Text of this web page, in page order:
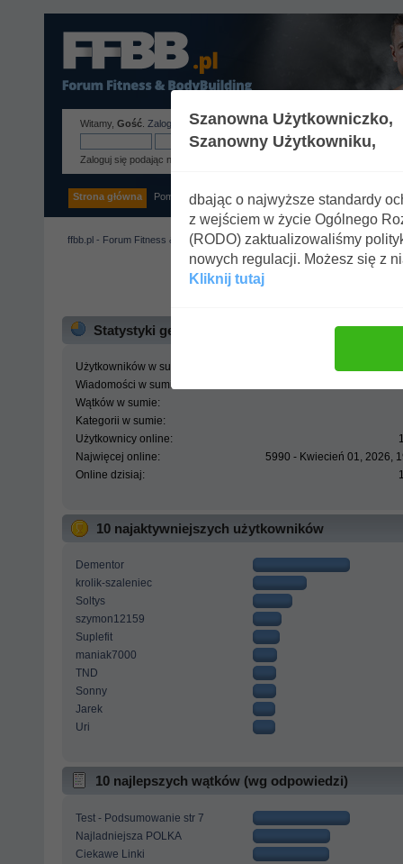
Witamy, Gość Zaloguj sięlubzarejestruj.
Zaloguj się podając nazwę użytkownika, hasło i długość sesji
Strona główna Pomoc Szukaj Tags Zaloguj się Rejestracja
ffbb.pl - Forum Fitness & BodyBuilding» Centrum statystyk
ffbb.pl - Forum Fitness
Statystyki generalne
Użytkowników w sumie:
Wiadomości w sumie:
Wątków w sumie:
Kategorii w sumie:
Użytkownicy online:
Najwięcej online:
5990 - Kwiecień 01, 2026,
Online dzisiaj:
10 najaktywniejszych użytkowników
Dementor
krolik-szaleniec
Soltys
szymon12159
Suplefit
maniak7000
TND
Sonny
Jarek
Uri
10 najlepszych wątków (wg odpowiedzi)
Test - Podsumowanie str 7
Najladniejsza POLKA
Ciekawe Linki
Szanowna Użytkowniczko,
Szanowny Użytkowniku,
dbając o najwyższe standardy
z wejściem w życie Ogólnego
(RODO) zaktualizowaliśmy
nowych regulacji. Możesz się z
Kliknij tutaj